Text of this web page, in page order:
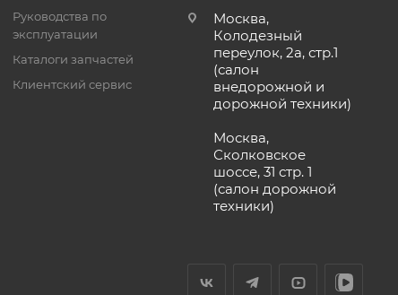
Руководства по
эксплуатации
Каталоги запчастей
Клиентский сервис
Москва,
Колодезный
переулок, 2а, стр.1
(салон
внедорожной и
дорожной техники)
Москва,
Сколковское
шоссе, 31 стр. 1
(салон дорожной
техники)